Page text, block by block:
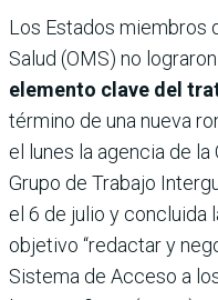
Los Estados miembros
Salud (OMS) no lograron
elemento clave del
término de una nueva
el lunes la agencia de la
Grupo de Trabajo
el 6 de julio y concluida
objetivo “redactar y
Sistema de Acceso a